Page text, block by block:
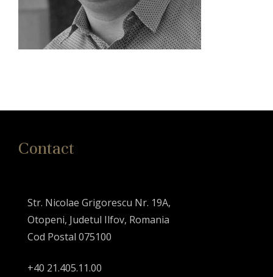
Contact
Str. Nicolae Grigorescu Nr. 19A,
Otopeni, Judetul Ilfov, Romania
Cod Postal 075100
+40 21.405.11.00